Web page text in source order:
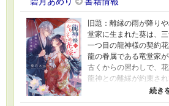
旧題：離縁の雨が降り
堂家に生まれた葵は、
一つ目の龍神様の契約
龍の眷属である竜堂家
古くからの習わしで、
龍神との離縁が約束さ
の誕生日を迎えると、